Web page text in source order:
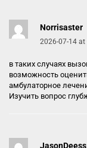
Norrisaster
2026-07-14 at
в таких случаях
возможность
амбулаторное
Изучить вопрос
JasonDeess